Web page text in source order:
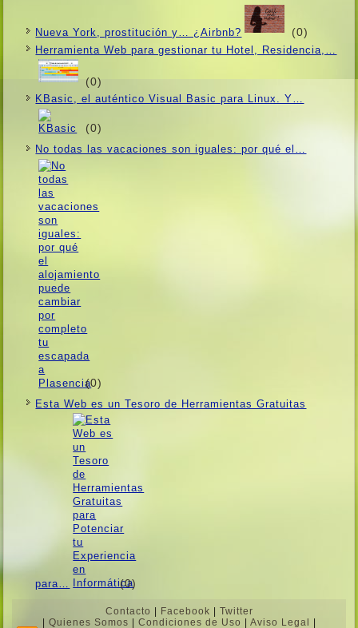
Nueva York, prostitución y… ¿Airbnb? (0)
Herramienta Web para gestionar tu Hotel, Residencia,…
(0)
KBasic, el auténtico Visual Basic para Linux. Y…
(0)
No todas las vacaciones son iguales: por qué el…
(0)
Esta Web es un Tesoro de Herramientas Gratuitas
para… (0)
Contacto Facebook
Twitter
Quienes Somos Condiciones de Uso Aviso Legal